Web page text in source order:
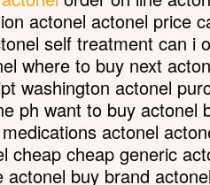
Jésus menaça le démon,
et il sortit de lui.
À l’heure même, l’enfant fut guéri.
Alors les disciples s’approchèrent de
et lui dirent en particulier :
« Pour quelle raison est-ce que nous,
nous n’avons pas réussi à l’expulser ? »
Jésus leur répond :
« En raison de votre peu de foi.
Amen, je vous le dis :
actonel actonel price
self treatment can i
where to buy next
washington actonel
ph want to buy actonel
actonel
cheap cheap generic
buy brand